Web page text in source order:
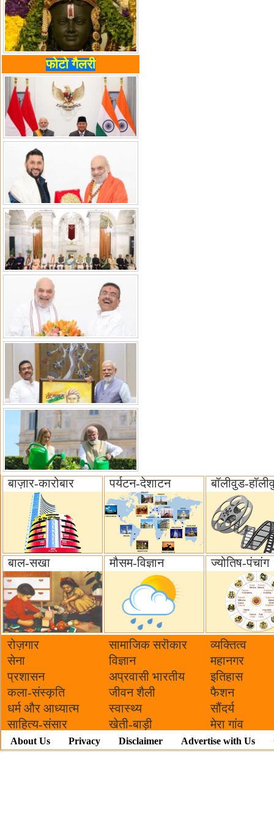
फोटो गैलरी
बाज़ार-कारोबार पर्यटन-देशाटन बॉलीवुड-
बाल-सखा मौसम-विज्ञान ज्योतिष-पंचांग
रोज़गार सामाजिक सरॊकार‌
व्यक्तित्व
सेना
विज्ञान
महानगर
प्रशासन
अप्रवासी भारतीय
इतिहास
कला-संस्कृति
जीवन शैली
फैशन
धर्म और आध्यात्म
स्वास्थ्य
सौंदर्य
साहित्य-संसार
खेती-बाड़ी मेरा गांव
About Us Privacy Disclaimer Advertise with Us